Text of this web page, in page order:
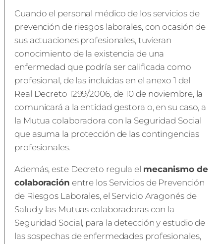
Cuando el personal médico de los servicios de
prevención de riesgos laborales, con ocasión de
sus actuaciones profesionales, tuvieran
conocimiento de la existencia de una
enfermedad que podría ser calificada como
profesional, de las incluidas en el anexo 1 del
Real Decreto 1299/2006, de 10 de noviembre, la
comunicará a la entidad gestora o, en su caso, a
la Mutua colaboradora con la Seguridad Social
que asuma la protección de las contingencias
profesionales.
Además, este Decreto regula el mecanismo de
colaboración entre los Servicios de Prevención
de Riesgos Laborales, el Servicio Aragonés de
Salud y las Mutuas colaboradoras con la
Seguridad Social, para la detección y estudio de
las sospechas de enfermedades profesionales,